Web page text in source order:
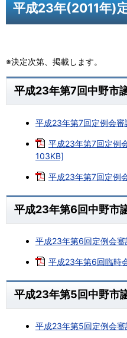
平成23年(2011年)
※決定次第、掲載します。
平成23年第7回中野市
平成23年第7回定例会審
平成23年第7回定例
103KB]
平成23年第7回定例
平成23年第6回中野市
平成23年第6回定例会審
平成23年第6回臨時
平成23年第5回中野市
平成23年第5回定例会審